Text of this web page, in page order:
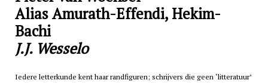
Alias Amurath-Effendi, Hekim-
Bachi
J.J. Wesselo
Iedere letterkunde kent haar randfiguren; schrijvers die geen ‘litteratuur’